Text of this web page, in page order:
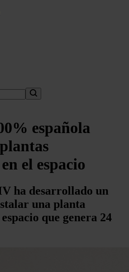
española
el espacio
ha desarrollado un
una planta
que genera 24